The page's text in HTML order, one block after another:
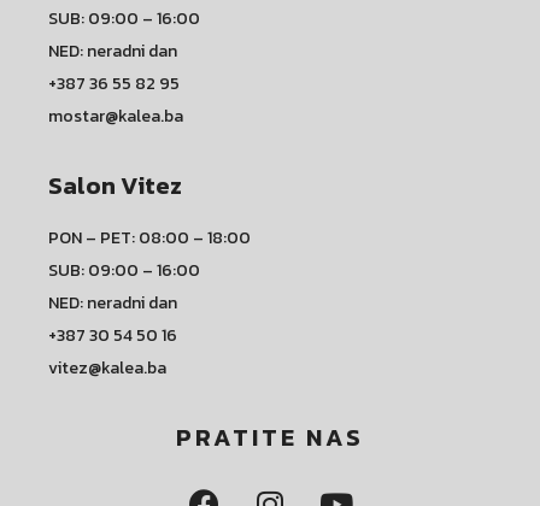
SUB: 09:00 – 16:00
NED: neradni dan
+387 36 55 82 95
mostar@kalea.ba
Salon Vitez
PON – PET: 08:00 – 18:00
SUB: 09:00 – 16:00
NED: neradni dan
+387 30 54 50 16
vitez@kalea.ba
PRATITE NAS